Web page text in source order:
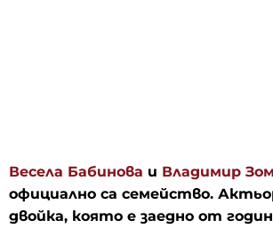
Весела Бабинова и Владимир
официално са семейство.
двойка, която е заедно от